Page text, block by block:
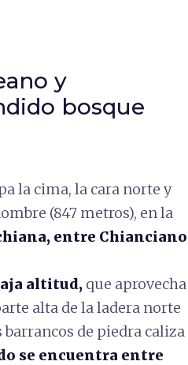
y
bosque
la cima, la cara norte y
(847 metros), en la
entre Chianciano
altitud, que aprovecha
alta de la ladera norte
barrancos de piedra caliza
se encuentra entre